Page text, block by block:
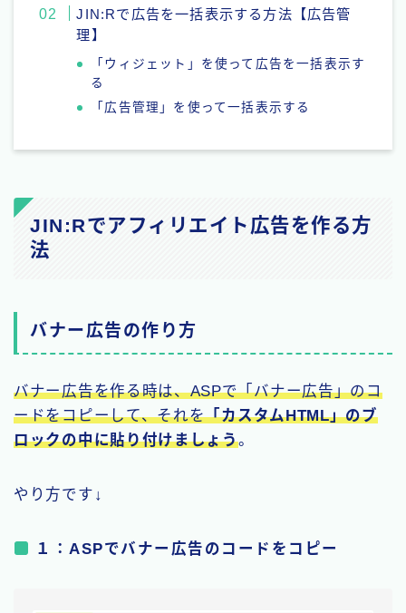
JIN:Rで広告を一括表示する方法【広告管
理】
「ウィジェット」を使って広告を一括表示す
る
「広告管理」を使って一括表示する
JIN:Rでアフィリエイト広告を作る方
法
バナー広告の作り方
バナー広告を作る時は、ASPで「バナー広告」のコ
ードをコピーして、それを「カスタムHTML」のブ
ロックの中に貼り付けましょう。
やり方です↓
１：ASPでバナー広告のコードをコピー